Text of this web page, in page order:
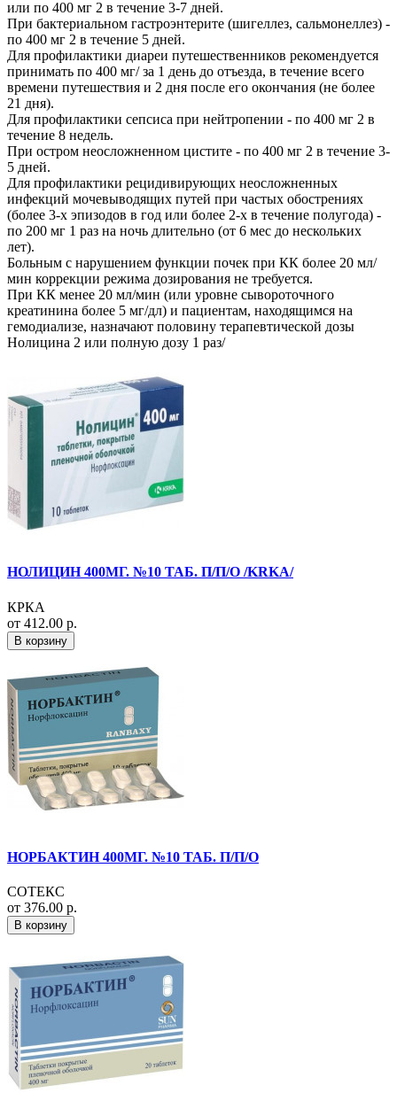
или по 400 мг 2 в течение 3-7 дней.
При бактериальном гастроэнтерите (шигеллез, сальмонеллез) -
по 400 мг 2 в течение 5 дней.
Для профилактики диареи путешественников рекомендуется
принимать по 400 мг/ за 1 день до отъезда, в течение всего
времени путешествия и 2 дня после его окончания (не более
21 дня).
Для профилактики сепсиса при нейтропении - по 400 мг 2 в
течение 8 недель.
При остром неосложненном цистите - по 400 мг 2 в течение 3-
5 дней.
Для профилактики рецидивирующих неосложненных
инфекций мочевыводящих путей при частых обострениях
(более 3-х эпизодов в год или более 2-х в течение полугода) -
по 200 мг 1 раз на ночь длительно (от 6 мес до нескольких
лет).
Больным с нарушением функции почек при КК более 20 мл/
мин коррекции режима дозирования не требуется.
При КК менее 20 мл/мин (или уровне сывороточного
креатинина более 5 мг/дл) и пациентам, находящимся на
гемодиализе, назначают половину терапевтической дозы
Нолицина 2 или полную дозу 1 раз/
НОЛИЦИН 400МГ. №10 ТАБ. П/П/О /KRKA/
КРКА
от 412.00 р.
В корзину
НОРБАКТИН 400МГ. №10 ТАБ. П/П/О
СОТЕКС
от 376.00 р.
В корзину